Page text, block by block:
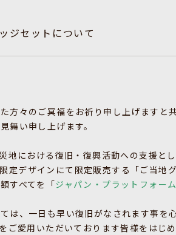
ジセットについて
方々のご冥福をお祈り申し上げますと共
舞い申し上げます。
地における復旧・復興活動への支援
デザインにて限定販売する「ご当地
すべてを「ジャパン・プラットフォーム
は、一日も早い復旧がなされます事を
愛用いただいております皆様をはじ